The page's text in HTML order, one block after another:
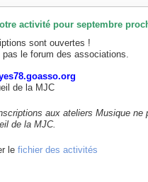
activité pour septembre
sont ouvertes !
pas le forum des associations.
de la MJC
aux ateliers Musique ne
de la MJC.
le fichier des activités